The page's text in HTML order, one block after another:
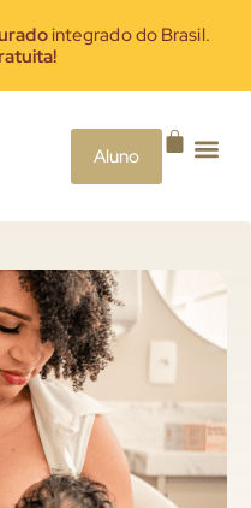
integrado do Brasil.
Aluno